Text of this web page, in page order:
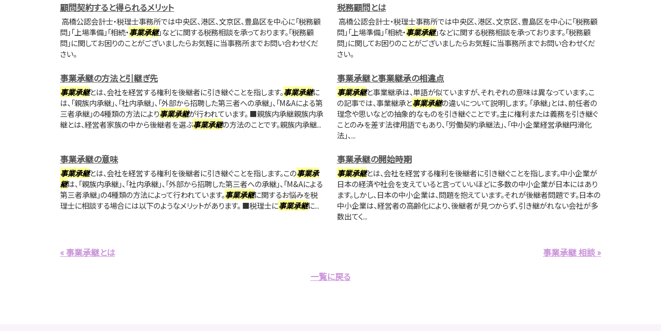
顧問契約すると得られるメリット
高橋公認会計士・税理士事務所では中央区、港区、文京区、豊島区を中心に「税務顧
問」「上場準備」「相続・事業承継」などに関する税務相談を承っております。「税務顧
問」に関してお困りのことがございましたらお気軽に当事務所までお問い合わせくだ
さい。
税務顧問とは
高橋公認会計士・税理士事務所では中央区、港区、文京区、豊島区を中心に「税務顧
問」「上場準備」「相続・事業承継」などに関する税務相談を承っております。「税務顧
問」に関してお困りのことがございましたらお気軽に当事務所までお問い合わせくだ
さい。
事業承継の方法と引継ぎ先
事業承継とは、会社を経営する権利を後継者に引き継ぐことを指します。事業承継に
は、「親族内承継」、「社内承継」、「外部から招聘した第三者への承継」、「M&Aによる第
三者承継」の4種類の方法により事業承継が行われています。 ■親族内承継親族内承
継とは、経営者家族の中から後継者を選ぶ事業承継の方法のことです。親族内承継...
事業承継と事業継承の相違点
事業承継と事業継承は、単語が似ていますが、それぞれの意味は異なっています。こ
の記事では、事業継承と事業承継の違いについて説明します。 「承継」とは、前任者の
理念や思いなどの抽象的なものを引き継ぐことです。主に権利または義務を引き継ぐ
ことのみを差す法律用語でもあり、「労働契約承継法」、「中小企業経営承継円滑化
法」、...
事業承継の意味
事業承継とは、会社を経営する権利を後継者に引き継ぐことを指します。この事業承
継は、「親族内承継」、「社内承継」、「外部から招聘した第三者への承継」、「M&Aによる
第三者承継」の4種類の方法によって行われています。事業承継に関するお悩みを税
理士に相談する場合には以下のようなメリットがあります。 ■税理士に事業承継に...
事業承継の開始時期
事業承継とは、会社を経営する権利を後継者に引き継ぐことを指します。中小企業が
日本の経済や社会を支えていると言っていいほどに多数の中小企業が日本にはあり
ます。しかし、日本の中小企業は、問題を抱えています。それが後継者問題です。日本の
中小企業は、経営者の高齢化により、後継者が見つからず、引き継がれない会社が多
数出てく...
« 事業承継とは
事業承継 相談 »
一覧に戻る